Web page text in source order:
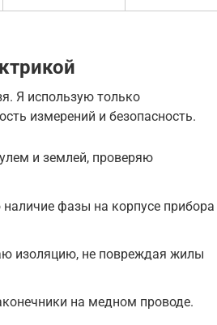
Я использую только
измерений и безопасность.
и землей, проверяю
фазы на корпусе прибора
изоляцию, не повреждая жилы
на медном проводе.